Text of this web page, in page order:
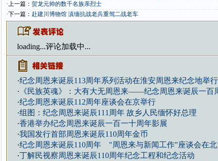
·上一篇： 贺龙元帅的数千名族亲烈士
·下一篇： 赴建川博物馆 滇缅抗战老兵重驾二战老车
loading...评论加载中...
·纪念周恩来诞辰113周年系列活动在淮安周恩来纪念地举
· 《民族英魂》：大有大无周恩来——纪念周恩来诞辰一百
·纪念周恩来诞辰112周年座谈会在京举行
·组图：纪念周恩来诞辰111周年 故乡人民缅怀好总理
·香港举办纪念周恩来诞辰一百一十周年影展
·我国发行首部周恩来诞辰110周年金币
·纪念周恩来诞辰110周年 "周恩来与新闻工作"座谈会在
·丁解民视察周恩来诞辰110周年纪念工程和纪念活动